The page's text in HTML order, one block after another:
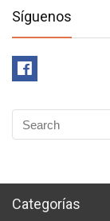
Síguenos
Categorías